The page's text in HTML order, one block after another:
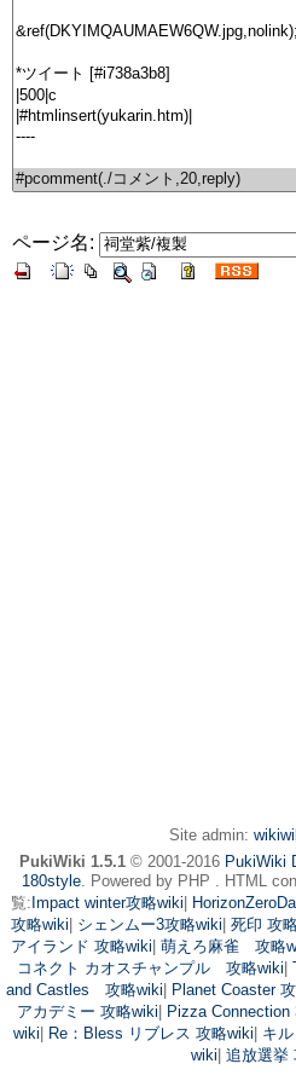
ページ名:
Site admin:
PukiWiki 1.5.1© 2001-2016 PukiWiki
180style. Powered by PHP . HTML
覧: Impact winter攻略wiki
攻略wiki シェンムー3攻略wiki 死印 攻
アイランド 攻略wiki 萌えろ麻雀 攻略
コネクト カオスチャンプル 攻略wiki
and Castles 攻略wiki
Planet Coaster
アカデミー 攻略wiki
Pizza Connection
wiki
Re：Bless リブレス 攻略wiki キ
wiki 追放選挙